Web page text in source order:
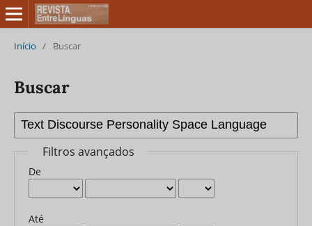
Início / Buscar
Buscar
Filtros avançados
De
Até